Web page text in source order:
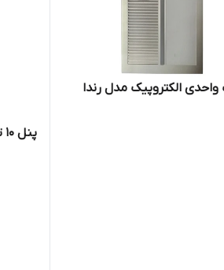
الکتروپیک مدل رندا
پنل ۱۰ تصویری الکتروپیک مدل ۱۰۸۶